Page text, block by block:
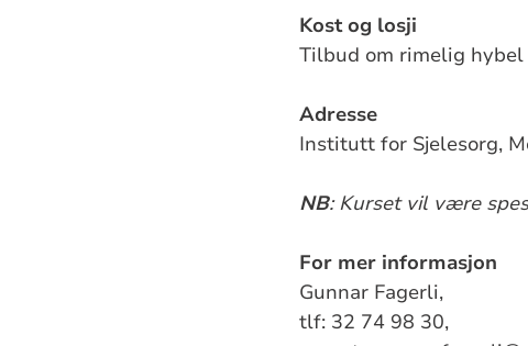
Kost og losji
Tilbud om rimelig
Adresse
Institutt for Sjelesorg,
NB: Kurset vil være
For mer informasjon
Gunnar Fagerli,
tlf: 32 74 98 30,